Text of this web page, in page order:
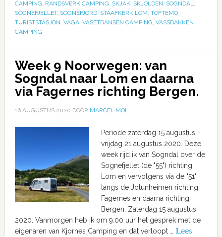
CAMPING, RANDSVERK CAMPING, SKJAK, SKJOLDEN, SOGNDAL,
SOGNEFJELLET, SOGNEFJORD, STAAFKERK LOM, TOFTEMO
TURISTSTASJON, VAGA, VASETDANSEN CAMPING, VASSBAKKEN
CAMPING
Week 9 Noorwegen: van
Sogndal naar Lom en daarna
via Fagernes richting Bergen.
16 AUGUSTUS 2020 DOOR MARCEL MOL
Periode zaterdag 15 augustus -
vrijdag 21 augustus 2020. Deze
week rijd ik van Sogndal over de
Sognefjellet (de "55") richting
Lom en vervolgens via de "51"
langs de Jotunheimen richting
Fagernes en daarna richting
Bergen. Zaterdag 15 augustus
2020. Vanmorgen heb ik om 9.00 uur het gesprek met de
eigenaren van Kjornes Camping en dat verloopt …
[Lees